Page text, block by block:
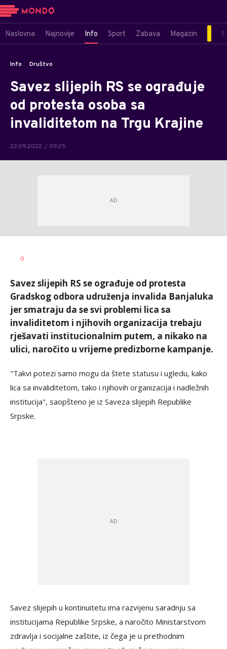
Naslovna Najnovije Info Sport Zabava Magazin
Info Društvo
Savez slijepih RS se ograđuje
od protesta osoba sa
invaliditetom na Trgu Krajine
22.09.2022. / 09:25
AUTOR
0
Savez slijepih RS se ograđuje od protesta
Gradskog odbora udruženja invalida Banjaluka
jer smatraju da se svi problemi lica sa
invaliditetom i njihovih organizacija trebaju
rješavati institucionalnim putem, a nikako na
ulici, naročito u vrijeme predizborne kampanje.
"Takvi potezi samo mogu da štete statusu i ugledu, kako
lica sa invaliditetom, tako i njihovih organizacija i nadležnih
institucija", saopšteno je iz Saveza slijepih Republike
Srpske.
Savez slijepih u kontinuitetu ima razvijenu saradnju sa
institucijama Republike Srpske, a naročito Ministarstvom
zdravlja i socijalne zaštite, iz čega je u prethodnim